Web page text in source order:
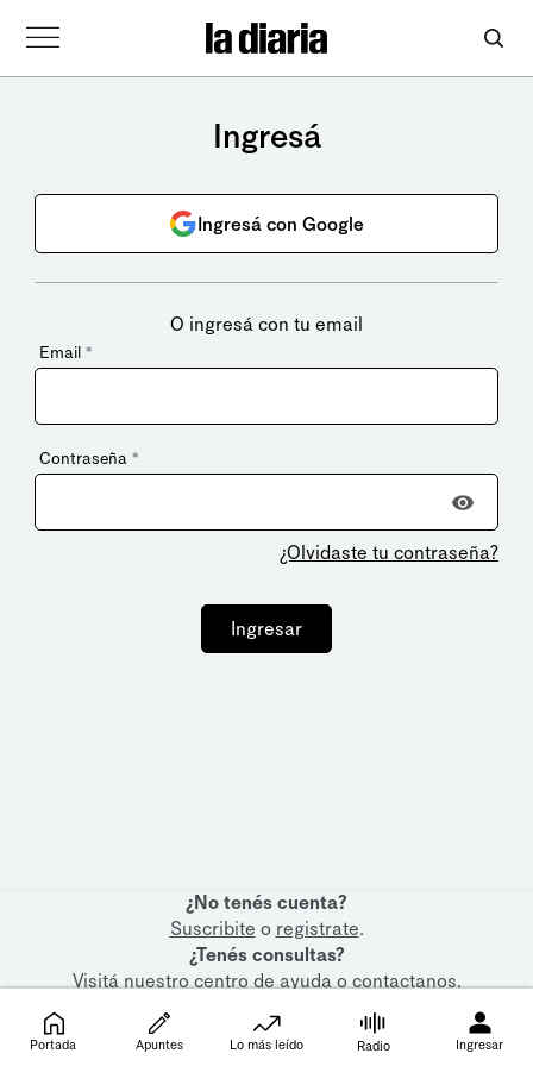
Ingresá
Ingresá con Google
O ingresá con tu email
Email *
Contraseña *
¿Olvidaste tu contraseña?
Ingresar
¿No tenés cuenta?
Suscribite o registrate.
¿Tenés consultas?
Visitá nuestrocentro de ayudaocontactanos.
Portada Apuntes Lo más leído Radio Ingresar